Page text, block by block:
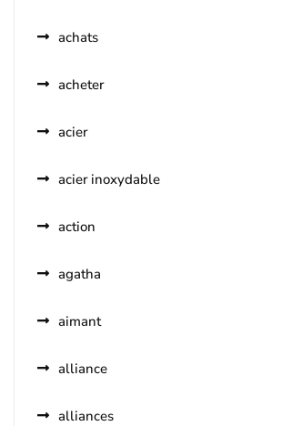
achats
acheter
acier
acier inoxydable
action
agatha
aimant
alliance
alliances